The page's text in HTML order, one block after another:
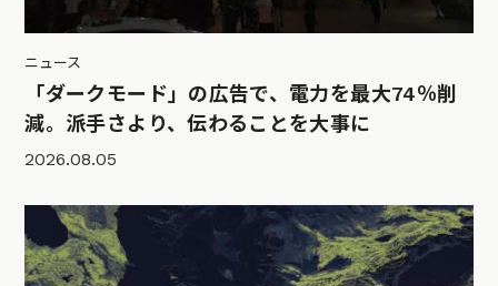
ニュース
「ダークモード」の広告で、電力を最大74％削
減。派手さより、伝わることを大事に
2026.08.05